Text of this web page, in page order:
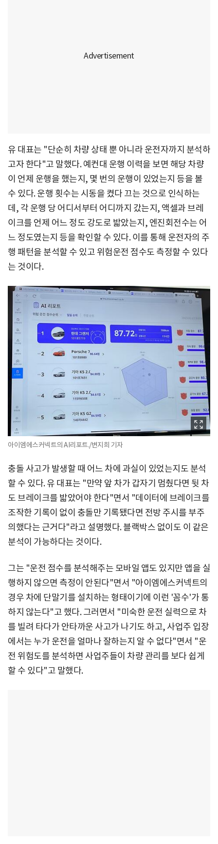
유 대표는 "단순히 차량 상태 뿐 아니라 운전자까지 분석하
고자 한다"고 말했다. 예컨대 운행 이력을 보면 해당 차량
이 언제 운행을 했는지, 몇 번의 운행이 있었는지 등을 볼
수 있다. 운행 횟수는 시동을 켰다 끄는 것으로 인식하는
데, 각 운행 당 어디서부터 어디까지 갔는지, 액셀과 브레
이크를 언제 어느 정도 강도로 밟았는지, 엔진회전수는 어
느 정도였는지 등을 확인할 수 있다. 이를 통해 운전자의 주
행 패턴을 분석할 수 있고 위험운전 점수도 측정할 수 있다
는 것이다.
아이엠에스커넥트의 AI리포트./변지희 기자
충돌 사고가 발생할 때 어느 차에 과실이 있었는지도 분석
할 수 있다. 유 대표는 "만약 앞 차가 갑자기 멈췄다면 뒷 차
도 브레이크를 밟았어야 한다"면서 "데이터에 브레이크를
조작한 기록이 없이 충돌만 기록됐다면 전방 주시를 부주
의했다는 근거다"라고 설명했다. 블랙박스 없이도 이 같은
분석이 가능하다는 것이다.
그는 "운전 점수를 분석해주는 모바일 앱도 있지만 앱을 실
행하지 않으면 측정이 안된다"면서 "아이엠에스커넥트의
경우 차에 단말기를 설치하는 형태이기에 이런 '꼼수'가 통
하지 않는다"고 했다. 그러면서 "미숙한 운전 실력으로 차
를 빌려 타다가 안타까운 사고가 나기도 하고, 사업주 입장
에서는 누가 운전을 얼마나 잘하는지 알 수 없다"면서 "운
전 위험도를 분석하면 사업주들이 차량 관리를 보다 쉽게
할 수 있다"고 말했다.